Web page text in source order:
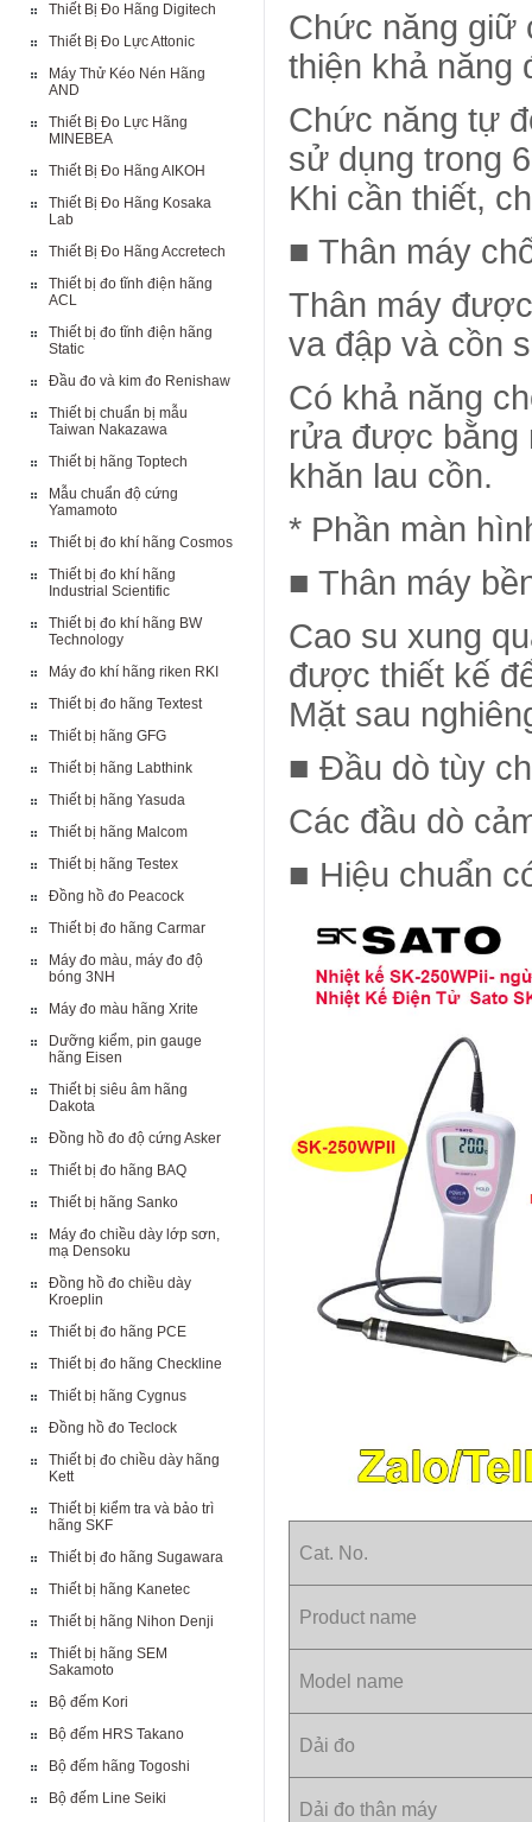
Thiết Bị Đo Hãng Digitech
Thiết Bị Đo Lực Attonic
Máy Thử Kéo Nén Hãng
AND
Thiết Bị Đo Lực Hãng
MINEBEA
Thiết Bị Đo Hãng AIKOH
Thiết Bị Đo Hãng Kosaka
Lab
Thiết Bị Đo Hãng Accretech
Thiết bị đo tĩnh điện hãng
ACL
Thiết bị đo tĩnh điện hãng
Static
Đầu đo và kim đo Renishaw
Thiết bị chuẩn bị mẫu
Taiwan Nakazawa
Thiết bị hãng Toptech
Mẫu chuẩn độ cứng
Yamamoto
Thiết bị đo khí hãng Cosmos
Thiết bị đo khí hãng
Industrial Scientific
Thiết bị đo khí hãng BW
Technology
Máy đo khí hãng riken RKI
Thiết bị đo hãng Textest
Thiết bị hãng GFG
Thiết bị hãng Labthink
Thiết bị hãng Yasuda
Thiết bị hãng Malcom
Thiết bị hãng Testex
Đồng hồ đo Peacock
Thiết bị đo hãng Carmar
Máy đo màu, máy đo độ
bóng 3NH
Máy đo màu hãng Xrite
Dưỡng kiểm, pin gauge
hãng Eisen
Thiết bị siêu âm hãng
Dakota
Đồng hồ đo độ cứng Asker
Thiết bị đo hãng BAQ
Thiết bị hãng Sanko
Máy đo chiều dày lớp sơn,
mạ Densoku
Đồng hồ đo chiều dày
Kroeplin
Thiết bị đo hãng PCE
Thiết bị đo hãng Checkline
Thiết bị hãng Cygnus
Đồng hồ đo Teclock
Thiết bị đo chiều dày hãng
Kett
Thiết bị kiểm tra và bảo trì
hãng SKF
Thiết bị đo hãng Sugawara
Thiết bị hãng Kanetec
Thiết bị hãng Nihon Denji
Thiết bị hãng SEM
Sakamoto
Bộ đếm Kori
Bộ đếm HRS Takano
Bộ đếm hãng Togoshi
Bộ đếm Line Seiki
Chức năng giữ
thiện khả năng
Chức năng tự
sử dụng trong
Khi cần thiết,
■ Thân máy
Thân máy
va đập và cồn
Có khả năng
rửa được bằng
khăn lau cồn.
* Phần màn
■ Thân máy
Cao su xung
được thiết kế
Mặt sau
■ Đầu dò tùy
Các đầu dò
■ Hiệu chuẩn
Cat. No.
Product name
Model name
Dải đo
Dải đo thân máy